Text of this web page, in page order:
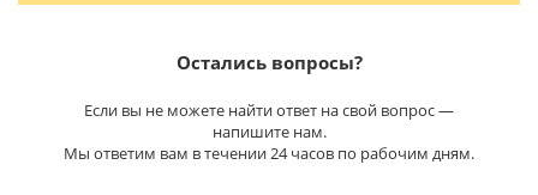
Остались вопросы?
Если вы не можете найти ответ на свой вопрос —
напишите нам.
Мы ответим вам в течении 24 часов по рабочим дням.